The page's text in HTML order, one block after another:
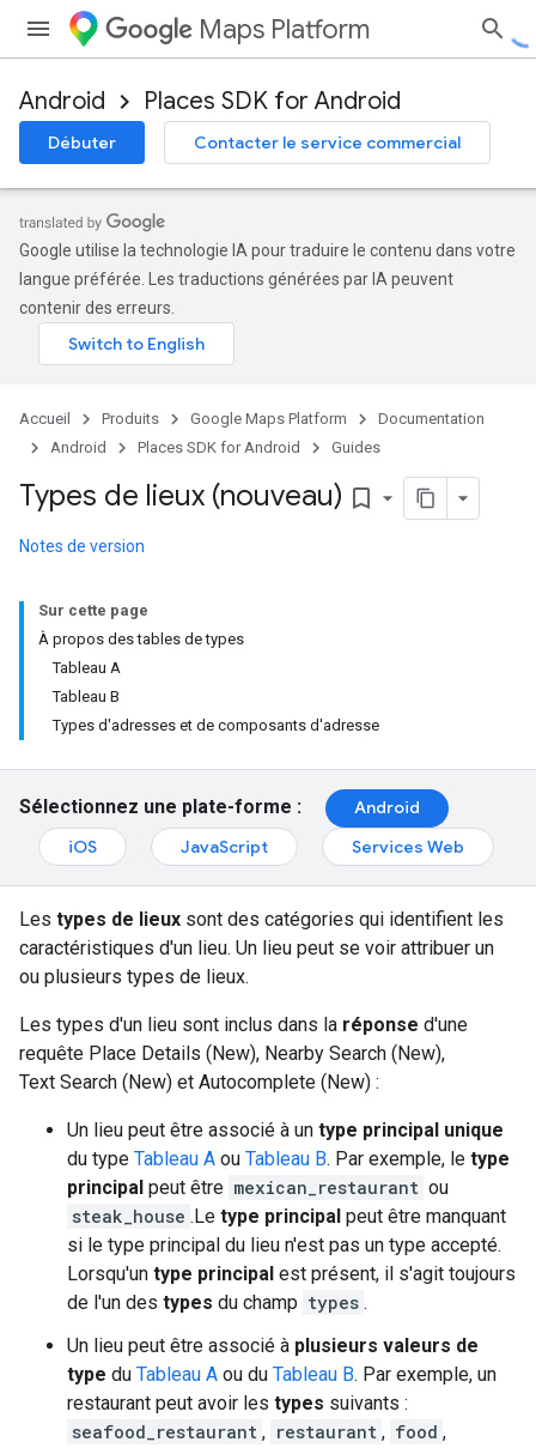
Maps Platform
Android Places SDK for Android
Débuter Contacter le service commercial
Google utilise la technologie IA pour traduire le contenu dans votre
langue préférée. Les traductions générées par IA peuvent
contenir des erreurs.
Accueil Produits Google Maps Platform
Documentation
Android
Places SDK for Android Guides
Types de lieux (nouveau) bookmark_border
Notes de version
Sur cette page
À propos des tables de types
Tableau A
Tableau B
Types d'adresses et de composants d'adresse
Sélectionnez une plate-forme :
Android
iOS
JavaScript Services Web
Les types de lieux sont des catégories qui identifient les
caractéristiques d'un lieu. Un lieu peut se voir attribuer un
ou plusieurs types de lieux.
Les types d'un lieu sont inclus dans la réponse d'une
requête Place Details (New), Nearby Search (New),
Text Search (New) et Autocomplete (New) :
Un lieu peut être associé à un type principal unique
du type Tableau A ou Tableau B. Par exemple, le type
principal peut être mexican_restaurant ou
steak_house .Le type principal peut être manquant
si le type principal du lieu n'est pas un type accepté.
Lorsqu'un type principal est présent, il s'agit toujours
de l'un des types du champ types .
Un lieu peut être associé à plusieurs valeurs de
type du Tableau A ou du Tableau B. Par exemple, un
restaurant peut avoir les types suivants :
seafood_restaurant , restaurant , food ,